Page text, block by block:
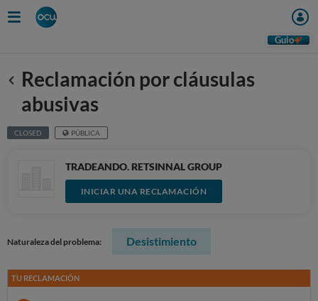
Guio
Anterior
Reclamación por cláusulas
abusivas
CLOSED PÚBLICA
TRADEANDO. RETSINNAL GROUP
INICIAR UNA RECLAMACIÓN
Naturaleza del problema: Desistimiento
TU RECLAMACIÓN